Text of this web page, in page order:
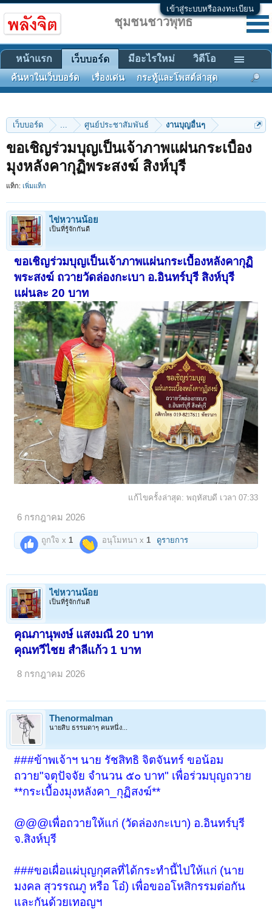
เข้าสู่ระบบหรือลงทะเบียน
เว็บบอร์ด ... ศูนย์ประชาสัมพันธ์ งานบุญอื่นๆ
ขอเชิญร่วมบุญเป็นเจ้าภาพแผ่นกระเบื้อง
มุงหลังคากุฏิพระสงฆ์ สิงห์บุรี
แท็ก: เพิ่มแท็ก
ไข่หวานน้อย
เป็นที่รู้จักกันดี
ขอเชิญร่วมบุญเป็นเจ้าภาพแผ่นกระเบื้องหลังคากุฏิ
พระสงฆ์ ถวายวัดล่องกะเบา อ.อินทร์บุรี สิงห์บุรี
แผ่นละ 20 บาท
แก้ไขครั้งล่าสุด: พฤหัสบดี เวลา 07:33
6 กรกฎาคม 2026
ถูกใจ x1 อนุโมทนา x1 ดูรายการ
ไข่หวานน้อย
เป็นที่รู้จักกันดี
คุณภานุพงษ์ แสงมณี 20 บาท
คุณทวีไชย สำลีแก้ว 1 บาท
8 กรกฎาคม 2026
Thenormalman
นายสิบ ธรรมดาๆ คนหนึ่ง...
###ข้าพเจ้าฯ นาย รัชสิทธิ จิตจันทร์ ขอน้อม
ถวาย"จตุปัจจัย จำนวน ๕๐ บาท" เพื่อร่วมบุญถวาย
**กระเบื้องมุงหลังคา_กุฏิสงฆ์**
@@@เพื่อถวายให้แก่ (วัดล่องกะเบา) อ.อินทร์บุรี
จ.สิงห์บุรี
###ขอเผื่อแผ่บุญกุศลที่ได้กระทำนี้ไปให้แก่ (นาย
มงคล สุวรรณภู หรือ โอ๋) เพื่อขออโหสิกรรมต่อกัน
และกันด้วยเทอญฯ
ชุมชนชาวพุทธ
หน้าแรก เว็บบอร์ด
ค้นหาในเว็บบอร์ด เรื่องเด่น กระทู้และโพสต์ล่าสุด
มีอะไรใหม่ วิดีโอ